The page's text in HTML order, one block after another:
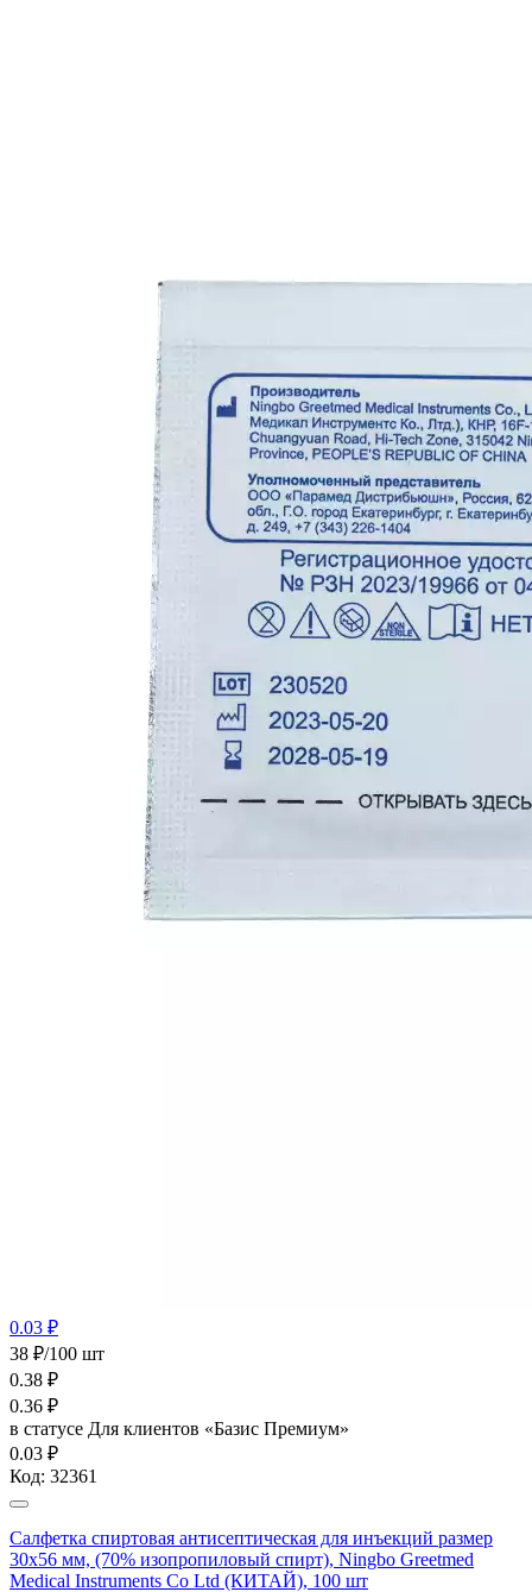
0.03 ₽
38 ₽/100 шт
0.38 ₽
0.36 ₽
в статусе Для клиентов «Базис Премиум»
0.03 ₽
Код: 32361
Салфетка спиртовая антисептическая для инъекций размер
30х56 мм, (70% изопропиловый спирт), Ningbo Greetmed
Medical Instruments Co Ltd (КИТАЙ), 100 шт